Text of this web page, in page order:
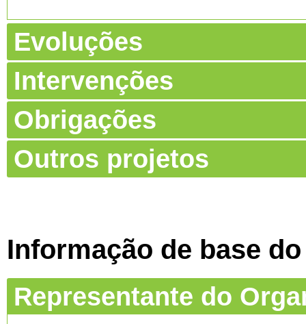
Evoluções
Intervenções
Obrigações
Outros projetos
Informação de base
Representante do